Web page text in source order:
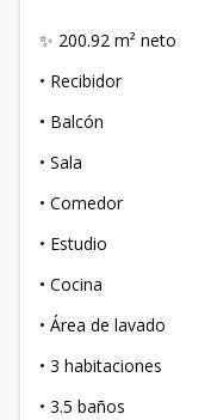
✨ 200.92 m² neto
• ⁠Recibidor
• Balcón
• Sala
• Comedor
• ⁠Estudio
• Cocina
• Área de lavado
• 3 habitaciones
• 3.5 baños